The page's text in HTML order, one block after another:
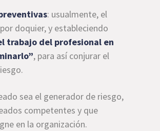
: usualmente, el
doquier, y estableciendo
trabajo del profesional en
, para así conjurar el
sea el generador de riesgo,
competentes y que
en la organización.